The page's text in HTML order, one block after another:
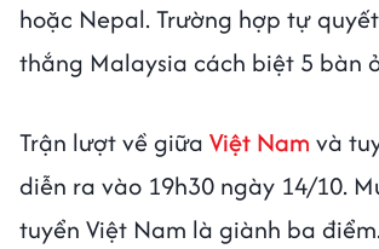
hoặc Nepal. Trường hợp tự
thắng Malaysia cách biệt 5 bàn
Trận lượt về giữa Việt Nam và
diễn ra vào 19h30 ngày 14/10.
tuyển Việt Nam là giành ba